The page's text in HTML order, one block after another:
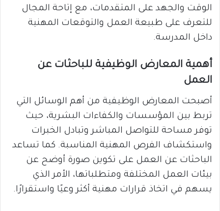
الوقت والجهد على المتقدمات، مع إتاحة المجال
للتعرف على طبيعة العمل والتوقعات المهنية
داخل المدرسة.
أهمية المعارض الوظيفية للباحثات عن
العمل
أصبحت المعارض الوظيفية من أهم الوسائل التي
تربط بين المؤسسات والكفاءات البشرية، حيث
توفر مساحة للتواصل المباشر وتبادل الخبرات
واستكشاف الفرص المهنية المناسبة. كما تساعد
الباحثات عن العمل على تكوين صورة أوضح عن
بيئات العمل المختلفة ومتطلباتها، الأمر الذي
يسهم في اتخاذ قرارات مهنية أكثر وعيًا واستقرارًا.